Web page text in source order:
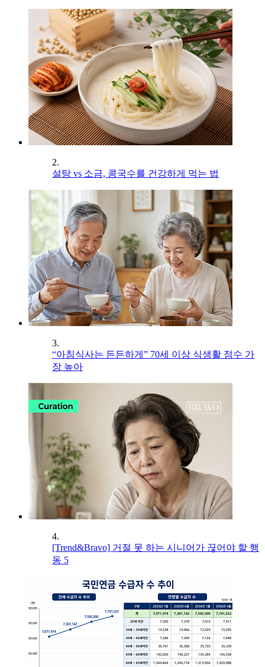
2.
설탕 vs 소금, 콩국수를 건강하게 먹는 법
3.
“아침식사는 든든하게” 70세 이상 식생활 점수 가
장 높아
4.
[Trend&Bravo] 거절 못 하는 시니어가 끊어야 할 행
동 5